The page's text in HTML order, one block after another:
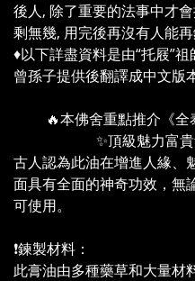
後人, 除了重要的法事中才
剩無幾, 用完後再沒有人能再
♦️以下詳盡資料是由“托屐”
曾孫子提供後翻譯成中文版
🔥本佛舍重點推介《全
✨頂級魅力富貴黃
古人認為此油在增進人緣、
面具有全面的神奇功效，無
可使用。
❗鍊製材料：
此膏油由多種藥草和大量材